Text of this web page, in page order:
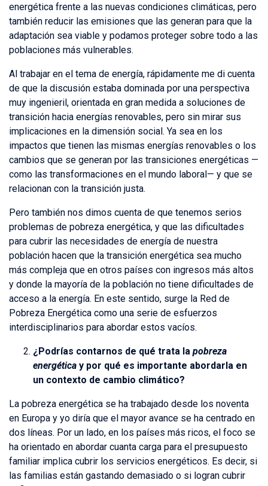
energética frente a las nuevas condiciones climáticas, pero
también reducir las emisiones que las generan para que la
adaptación sea viable y podamos proteger sobre todo a las
poblaciones más vulnerables.
Al trabajar en el tema de energía, rápidamente me di cuenta
de que la discusión estaba dominada por una perspectiva
muy ingenieril, orientada en gran medida a soluciones de
transición hacia energías renovables, pero sin mirar sus
implicaciones en la dimensión social. Ya sea en los
impactos que tienen las mismas energías renovables o los
cambios que se generan por las transiciones energéticas —
como las transformaciones en el mundo laboral— y que se
relacionan con la transición justa.
Pero también nos dimos cuenta de que tenemos serios
problemas de pobreza energética, y que las dificultades
para cubrir las necesidades de energía de nuestra
población hacen que la transición energética sea mucho
más compleja que en otros países con ingresos más altos
y donde la mayoría de la población no tiene dificultades de
acceso a la energía. En este sentido, surge la Red de
Pobreza Energética como una serie de esfuerzos
interdisciplinarios para abordar estos vacíos.
¿Podrías contarnos de qué trata la pobreza
energética y por qué es importante abordarla en
un contexto de cambio climático?
La pobreza energética se ha trabajado desde los noventa
en Europa y yo diría que el mayor avance se ha centrado en
dos líneas. Por un lado, en los países más ricos, el foco se
ha orientado en abordar cuanta carga para el presupuesto
familiar implica cubrir los servicios energéticos. Es decir, si
las familias están gastando demasiado o si logran cubrir